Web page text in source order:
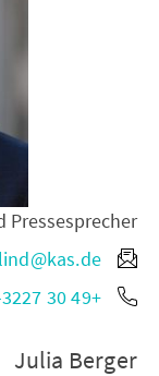
Pressesprecher
+49 30 26996-3227
Julia Berger